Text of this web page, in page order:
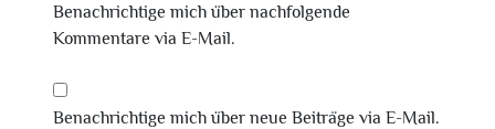
Benachrichtige mich über nachfolgende
Kommentare via E-Mail.
Benachrichtige mich über neue Beiträge via E-Mail.